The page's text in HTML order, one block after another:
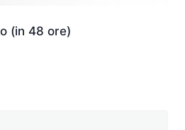
(in 48 ore)